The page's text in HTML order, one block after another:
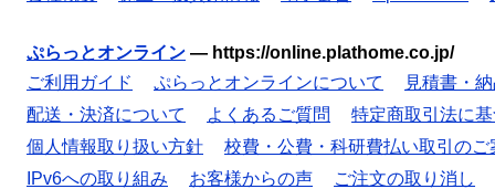
ぷらっとオンライン — https://online.plathome.co.jp/
ご利用ガイド
ぷらっとオンラインについて
見積書・
配送・決済について
よくあるご質問
特定商取引法に
個人情報取り扱い方針
校費・公費・科研費払い取引のご
IPv6への取り組み
お客様からの声 ご注文の取り消し